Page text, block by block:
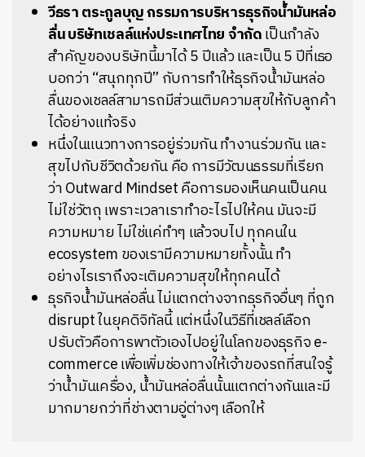
วีธรา ตระกูลบุญ กรรมการบริหารธุรกิจน้ำมันหล่อ
ลื่น บริษัทเชลล์แห่งประเทศไทย จำกัดเป็นกำลัง
สำคัญของบริษัทนี้มาได้ 5 ปีแล้ว และเป็น 5 ปีที่เธอ
บอกว่า “สนุกทุกปี” กับการทำให้ธุรกิจน้ำมันหล่อ
ลื่นของเชลล์สามารถมีส่วนเติมความสุขให้กับลูกค้า
ได้อย่างแท้จริง
หนึ่งในแนวทางการอยู่ร่วมกัน ทำงานร่วมกัน และ
สุขไปกับชีวิตด้วยกัน คือ การมีวัฒนธรรมที่เรียก
ว่า Outward Mindset คือการมองเห็นคนเป็นคน
ไม่ใช่วัตถุ เพราะเวลาเราทำอะไรไปให้คน มันจะมี
ความหมาย ไม่ใช่แค่ทำๆ แล้วจบไป ทุกคนใน
ecosystem ของเรามีความหมายทั้งนั้น ทำ
อย่างไรเราถึงจะเติมความสุขให้ทุกคนได้
ธุรกิจน้ำมันหล่อลื่น ไม่แตกต่างจากธุรกิจอื่นๆ ที่ถูก
disrupt ในยุคดิจิทัลนี้ แต่หนึ่งในวิธีที่เชลล์เลือก
ปรับตัวคือการพาตัวเองไปอยู่ในโลกของธุรกิจ e-
commerce เพื่อเพิ่มช่องทางให้เจ้าของรถที่สนใจรู้
ว่าน้ำมันเครื่อง, น้ำมันหล่อลื่นนั้นแตกต่างกันและมี
มากมายกว่าที่ช่างตามอู่ต่างๆ เลือกให้